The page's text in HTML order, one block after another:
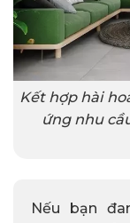
Kết hợp hài
ứng nhu
Nếu bạn